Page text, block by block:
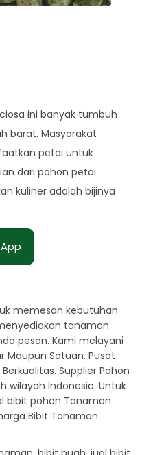
ini banyak tumbuh
barat. Masyarakat
petai untuk
dari pohon petai
kuliner adalah bijinya
memesan kebutuhan
tanaman
pesan. Kami melayani
Maupun Satuan. Pusat
Supplier Pohon
wilayah Indonesia. Untuk
bibit pohon Tanaman
Bibit Tanaman